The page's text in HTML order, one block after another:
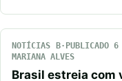
NOTÍCIAS PUBLICADO
MARIANA ALVES
Brasil estreia com